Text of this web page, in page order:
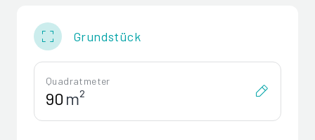
Grundstück
Quadratmeter
m²